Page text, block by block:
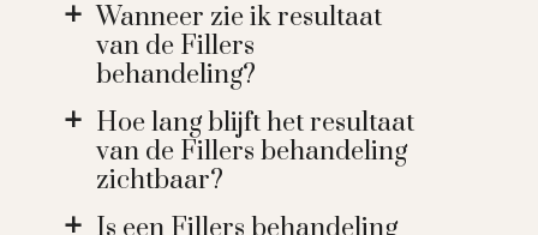
a
Wanneer zie ik resultaat
van de Fillers
behandeling?
a
Hoe lang blijft het resultaat
van de Fillers behandeling
zichtbaar?
a